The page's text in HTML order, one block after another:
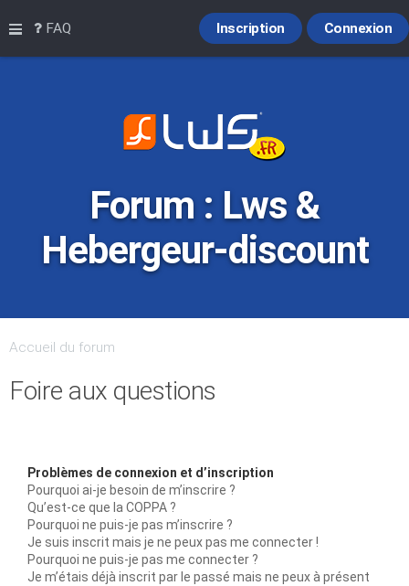
Raccourcis
FAQ Connexion
Inscription
Forum : Lws &
Hebergeur-discount
Accueil du forum
Foire aux questions
Problèmes de connexion et d’inscription
Pourquoi ai-je besoin de m’inscrire ?
Qu’est-ce que la COPPA ?
Pourquoi ne puis-je pas m’inscrire ?
Je suis inscrit mais je ne peux pas me connecter !
Pourquoi ne puis-je pas me connecter ?
Je m’étais déjà inscrit par le passé mais ne peux à présent